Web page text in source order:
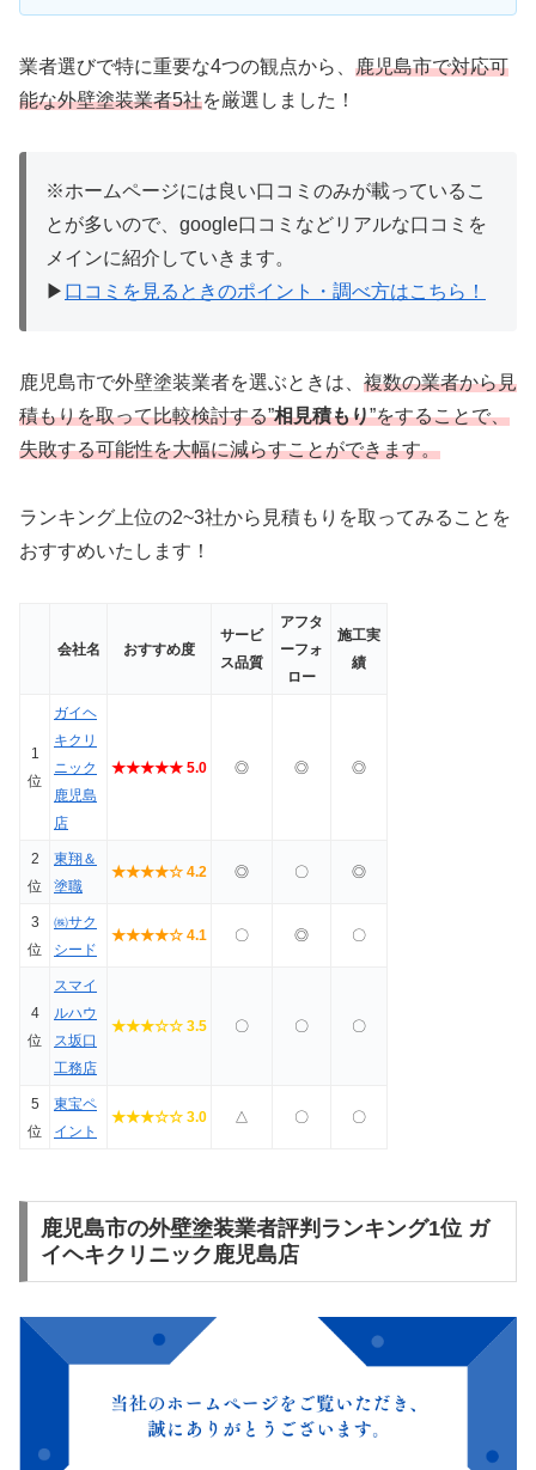
業者選びで特に重要な4つの観点から、 鹿児島市で対応可
能な外壁塗装業者5社を厳選しました！
※ホームページには良い口コミのみが載っているこ
とが多いので、google口コミなどリアルな口コミを
メインに紹介していきます。
▶ 口コミを見るときのポイント・調べ方はこちら！
鹿児島市で外壁塗装業者を選ぶときは、 複数の業者から見
積もりを取って比較検討する”相見積もり”をすることで、
失敗する可能性を大幅に減らすことができます。
ランキング上位の2~3社から見積もりを取ってみることを
おすすめいたします！
会社名 おすすめ度
サービ
ス品質
アフタ
ーフォ
ロー
施工実
績
1
位
ガイヘ
キクリ
ニック
鹿児島
店
★★★★★ 5.0 ◎ ◎ ◎
2
位
東翔＆
塗職
★★★★☆ 4.2 ◎ 〇 ◎
3
位
㈱サク
シード
★★★★☆ 4.1 〇 ◎ 〇
4
位
スマイ
ルハウ
ス坂口
工務店
★★★☆☆ 3.5 〇 〇 〇
5
位
東宝ペ
イント
★★★☆☆ 3.0 △ 〇 〇
鹿児島市の外壁塗装業者評判ランキング1位 ガ
イヘキクリニック鹿児島店